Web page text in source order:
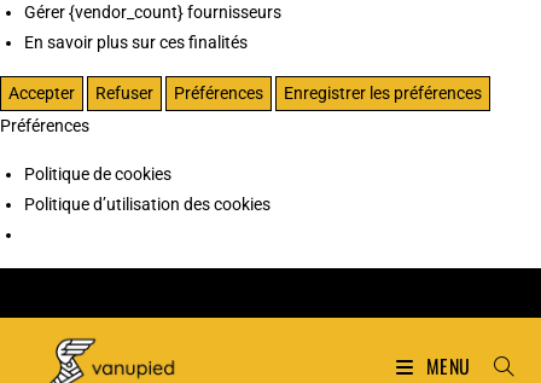
Gérer {vendor_count} fournisseurs
En savoir plus sur ces finalités
Accepter Refuser Préférences
Enregistrer les préférences
Préférences
Politique de cookies
Politique d’utilisation des cookies
MENU